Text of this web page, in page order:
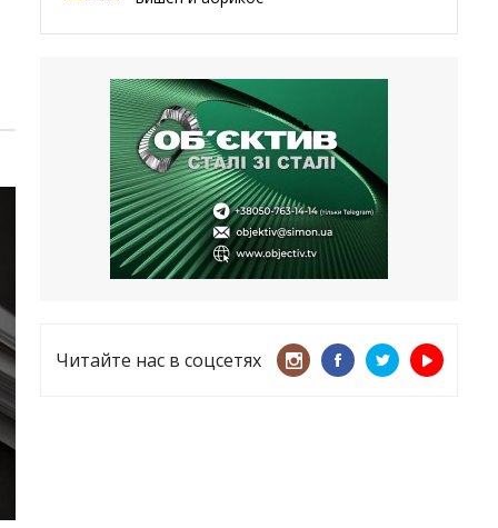
Чугуева, города, который устоял,
несмотря ни на что
21.05.2026
«ТЦК нарушает закон? Пусть
платят!» Как благодаря штрафу
женщину сняли с учета
15.05.2026
Читайте нас в соцсетях